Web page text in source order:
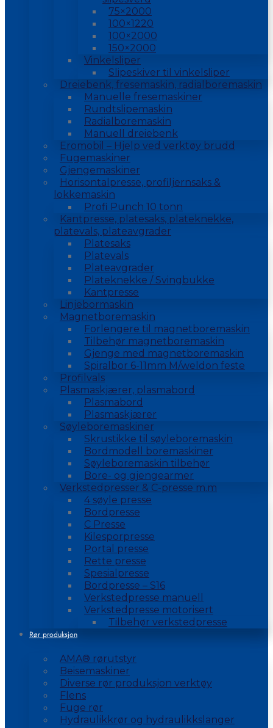
75×2000
100×1220
100×2000
150×2000
Vinkelsliper
Slipeskiver til vinkelsliper
Dreiebenk, fresemaskin, radialboremaskin
Manuelle fresemaskiner
Rundtslipemaskin
Radialboremaskin
Manuell dreiebenk
Eromobil – Hjelp ved verktøy brudd
Fugemaskiner
Gjengemaskiner
Horisontalpresse, profiljernsaks &
lokkemaskin
Profi Punch 10 tonn
Kantpresse, platesaks, plateknekke,
platevals, plateavgrader
Platesaks
Platevals
Plateavgrader
Plateknekke / Svingbukke
Kantpresse
Linjebormaskin
Magnetboremaskin
Forlengere til magnetboremaskin
Tilbehør magnetboremaskin
Gjenge med magnetboremaskin
Spiralbor 6-11mm M/weldon feste
Profilvals
Plasmaskjærer, plasmabord
Plasmabord
Plasmaskjærer
Søyleboremaskiner
Skrustikke til søyleboremaskin
Bordmodell boremaskiner
Søyleboremaskin tilbehør
Bore- og gjengearmer
Verkstedpresser & C-presse m.m
4 søyle presse
Bordpresse
C Presse
Kilesporpresse
Portal presse
Rette presse
Spesialpresse
Bordpresse – S16
Verkstedpresse manuell
Verkstedpresse motorisert
Tilbehør verkstedpresse
Rør produksjon
AMA® rørutstyr
Beisemaskiner
Diverse rør produksjon verktøy
Flens
Fuge rør
Hydraulikkrør og hydraulikkslanger